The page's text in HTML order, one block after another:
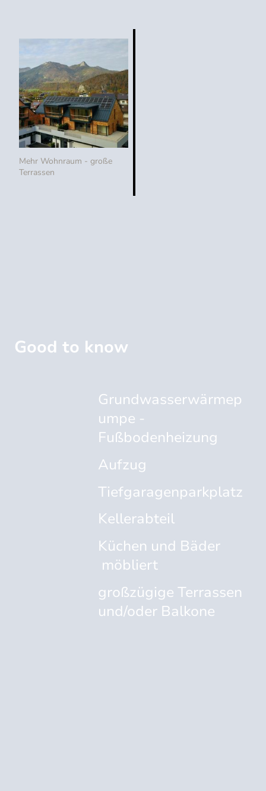
Mehr Wohnraum - große
Terrassen
Good to know
Grundwasserwärmep
umpe -
Fußbodenheizung
Aufzug
Tiefgaragenparkplatz
Kellerabteil
Küchen und Bäder
möbliert
großzügige Terrassen
und/oder Balkone